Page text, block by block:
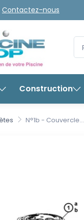
Contactez-nous
Construction
N°1b - Couvercle...